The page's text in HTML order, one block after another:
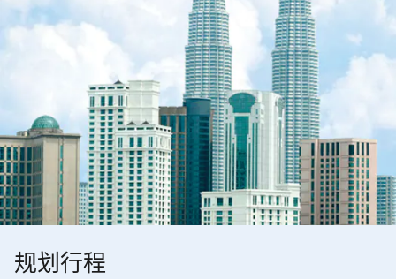
规划行程